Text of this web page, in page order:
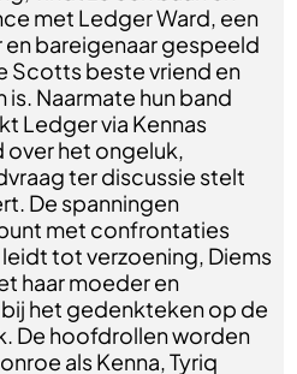
met Ledger Ward, een
bareigenaar gespeeld
Scotts beste vriend en
Naarmate hun band
Ledger via Kennas
het ongeluk,
ter discussie stelt
De spanningen
met confrontaties
tot verzoening, Diems
haar moeder en
het gedenkteken op de
De hoofdrollen worden
als Kenna, Tyriq